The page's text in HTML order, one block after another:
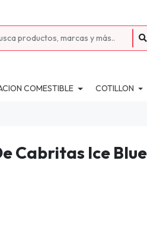
COMESTIBLE COTILLON
Cabritas Ice